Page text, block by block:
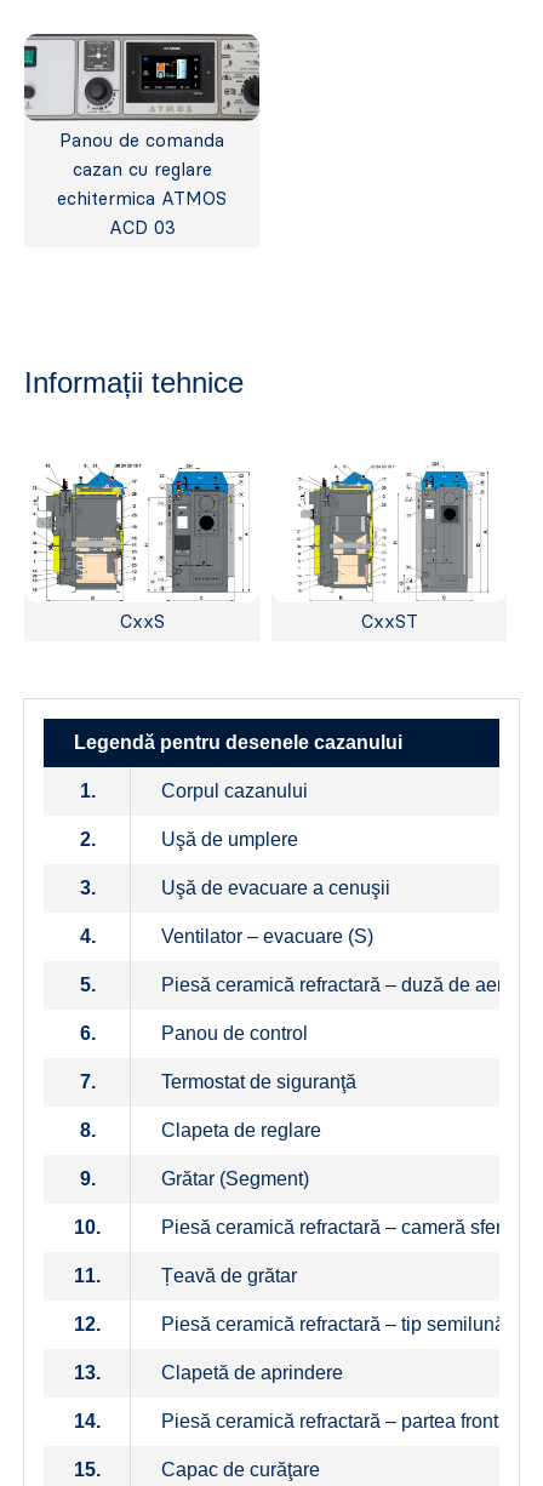
Panou de comanda
cazan cu reglare
echitermica ATMOS
ACD 03
Informații tehnice
CxxS CxxST
Legendă pentru desenele cazanului
1. Corpul cazanului
2. Uşă de umplere
3. Uşă de evacuare a cenuşii
4. Ventilator – evacuare (S)
5. Piesă ceramică refractară – duză de aer
6. Panou de control
7. Termostat de siguranţă
8. Clapeta de reglare
9. Grătar (Segment)
10. Piesă ceramică refractară – cameră sferică
11. Țeavă de grătar
12. Piesă ceramică refractară – tip semilună
13. Clapetă de aprindere
14. Piesă ceramică refractară – partea frontală
15. Capac de curăţare